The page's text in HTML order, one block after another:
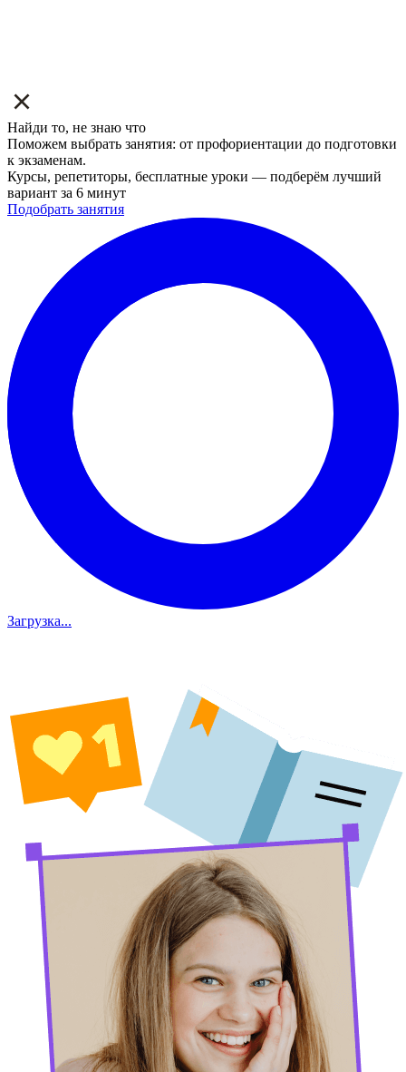
Найди то, не знаю что
Поможем выбрать занятия: от профориентации до подготовки
к экзаменам.
Курсы, репетиторы, бесплатные уроки — подберём лучший
вариант за 6 минут
Подобрать занятия
Загрузка...